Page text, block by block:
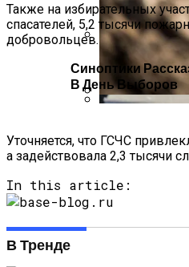
Трампа: Что
Ужасающая
Обстановки
Погибло С
Также на избирательных
спасателей, 5,2 тысячи
добровольцев.
Синоптики
В День Выборов
Уточняется, что ГСЧС
а задействовала 2,3 тысячи
In this article:
В Тренде